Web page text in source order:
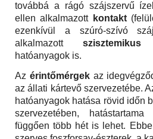
továbbá a rágó szájszervű
ellen alkalmazott kontakt
ezenkívül a szúró-szívó
alkalmazott szisztemikus
hatóanyagok is.
Az érintőmérgekaz
az állati kártevő szervezetébe.
hatóanyagok hatása rövid időn
szervezetében,
függően több hét is lehet.